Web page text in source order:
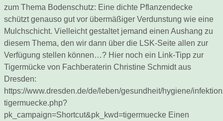
zum Thema Bodenschutz: Eine dichte Pflanzendecke
schützt genauso gut vor übermäßiger Verdunstung wie eine
Mulchschicht. Vielleicht gestaltet jemand einen Aushang zu
diesem Thema, den wir dann über die LSK-Seite allen zur
Verfügung stellen können…? Hier noch ein Link-Tipp zur
Tigermücke von Fachberaterin Christine Schmidt aus
Dresden:
https://www.dresden.de/de/leben/gesundheit/hygiene/
tigermuecke.php?
pk_campaign=Shortcut&pk_kwd=tigermuecke Einen